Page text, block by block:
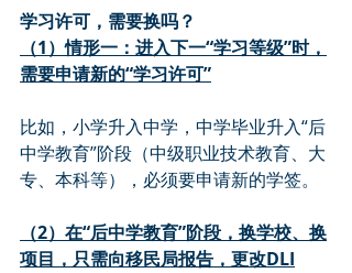
学习许可，需要换吗？
（1）情形一：进入下一“学习等级”时，
需要申请新的“学习许可”
比如，小学升入中学，中学毕业升入“后
中学教育”阶段（中级职业技术教育、大
专、本科等），必须要申请新的学签。
（2）在“后中学教育”阶段，换学校、换
项目，只需向移民局报告，更改DLI